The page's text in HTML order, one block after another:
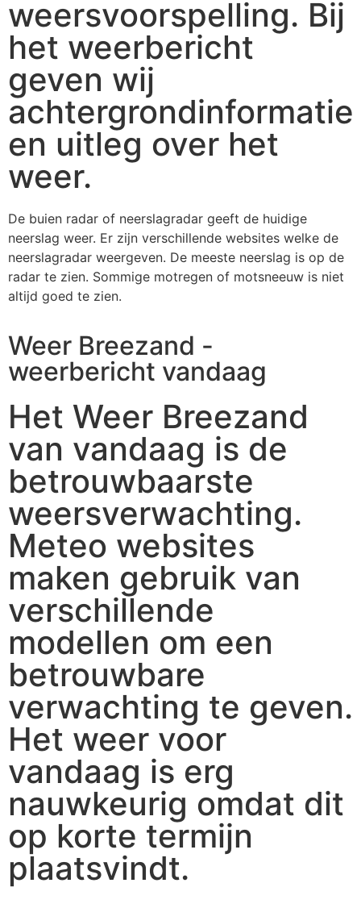
weersvoorspelling. Bij
het weerbericht
geven wij
achtergrondinformatie
en uitleg over het
weer.
De buien radar of neerslagradar geeft de huidige
neerslag weer. Er zijn verschillende websites welke de
neerslagradar weergeven. De meeste neerslag is op de
radar te zien. Sommige motregen of motsneeuw is niet
altijd goed te zien.
Weer Breezand -
weerbericht vandaag
Het Weer Breezand
van vandaag is de
betrouwbaarste
weersverwachting.
Meteo websites
maken gebruik van
verschillende
modellen om een
betrouwbare
verwachting te geven.
Het weer voor
vandaag is erg
nauwkeurig omdat dit
op korte termijn
plaatsvindt.